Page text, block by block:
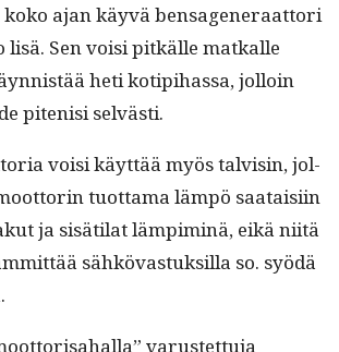
ajan käyvä ben­sagen­er­aat­tori
lisä. Sen voisi pitkälle matkalle
heti kotip­i­has­sa, jol­loin
pitenisi selvästi.
voisi käyt­tää myös talvisin, jol­
tuot­ta­ma läm­pö saataisi­in
ja sisäti­lat lämpim­inä, eikä niitä
sähkö­vas­tuk­sil­la so. syödä
varustet­tu­ja